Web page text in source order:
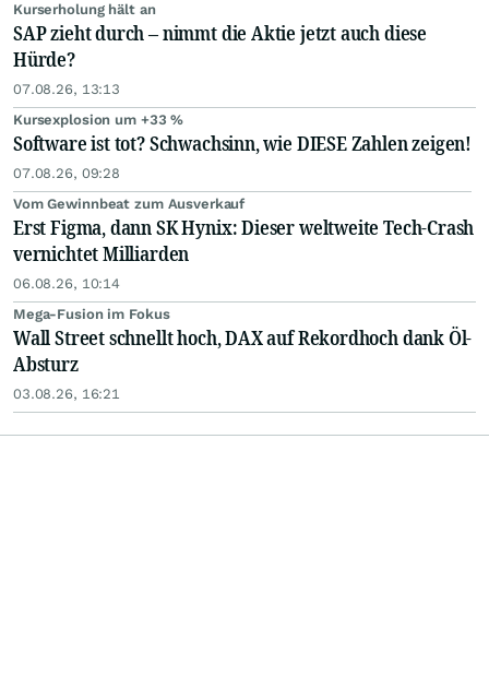
Kurserholung hält an
SAP zieht durch – nimmt die Aktie jetzt auch diese
Hürde?
07.08.26, 13:13
Kursexplosion um +33 %
Software ist tot? Schwachsinn, wie DIESE Zahlen zeigen!
07.08.26, 09:28
Vom Gewinnbeat zum Ausverkauf
Erst Figma, dann SK Hynix: Dieser weltweite Tech-Crash
vernichtet Milliarden
06.08.26, 10:14
Mega-Fusion im Fokus
Wall Street schnellt hoch, DAX auf Rekordhoch dank Öl-
Absturz
03.08.26, 16:21